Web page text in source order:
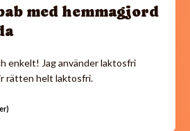
med hemmagjord
enkelt! Jag använder laktosfri
rätten helt laktosfri.